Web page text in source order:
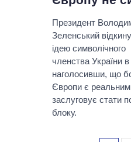
Президент
Зеленський
ідею символічного
членства України
наголосивши, що
Європи є реальним
заслуговує стати
блоку.